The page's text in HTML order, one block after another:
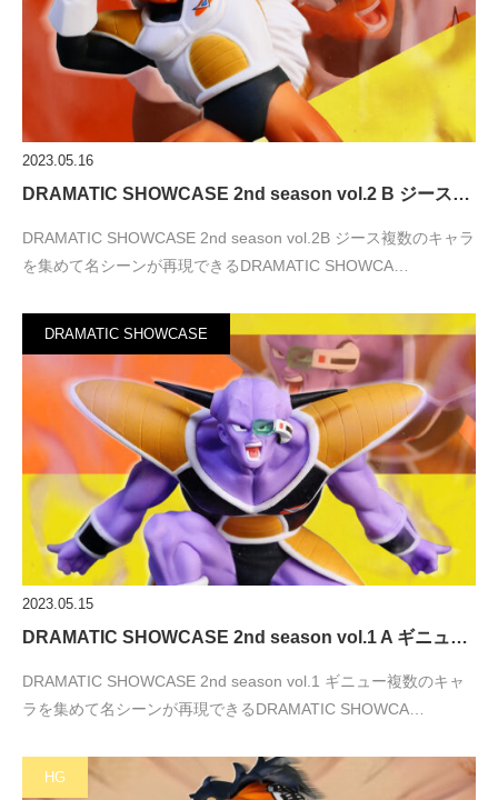
2023.05.16
DRAMATIC SHOWCASE 2nd season vol.2 B ジース…
DRAMATIC SHOWCASE 2nd season vol.2B ジース複数のキャラ
を集めて名シーンが再現できるDRAMATIC SHOWCA…
DRAMATIC SHOWCASE
2023.05.15
DRAMATIC SHOWCASE 2nd season vol.1 A ギニュ…
DRAMATIC SHOWCASE 2nd season vol.1 ギニュー複数のキャ
ラを集めて名シーンが再現できるDRAMATIC SHOWCA…
HG